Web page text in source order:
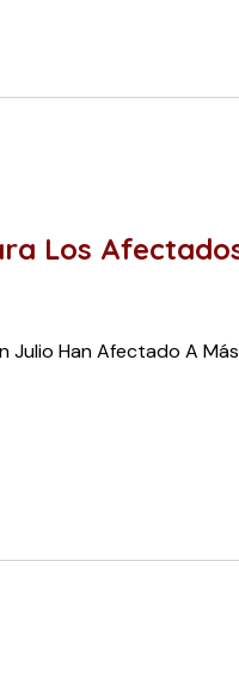
Los
Han Afectado A